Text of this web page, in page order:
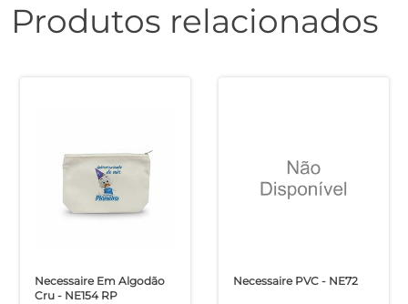
Produtos relacionados
Necessaire Em Algodão
Cru - NE154 RP
Necessaire PVC - NE72